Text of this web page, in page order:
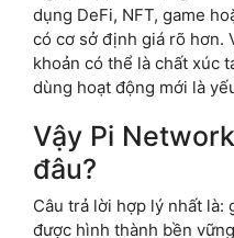
dụng DeFi, NFT, game
có cơ sở định giá rõ hơn.
khoản có thể là chất xúc
dùng hoạt động mới là
Vậy Pi
đâu?
Câu trả lời hợp lý nhất là:
được hình thành bền